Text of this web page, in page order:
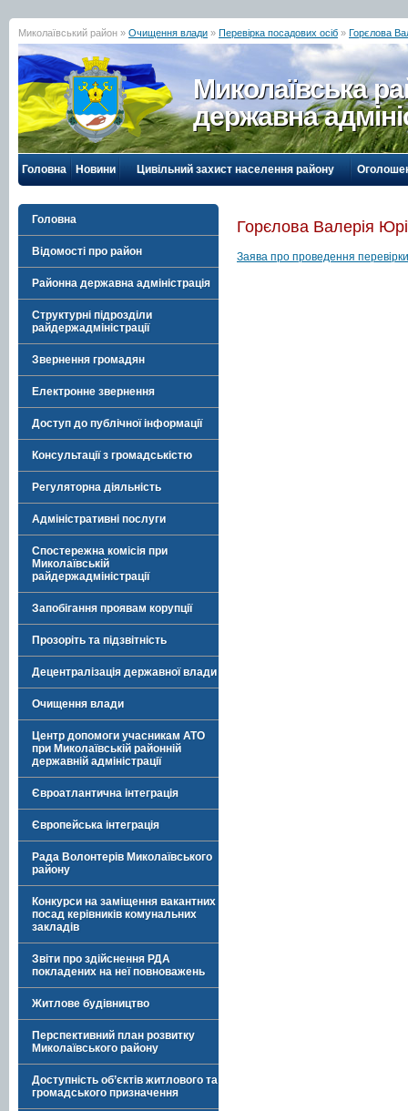
Миколаївський район » Очищення влади » Перевірка посадових осіб » Горєлова
Миколаївська
державна
Головна Новини Цивільний захист населення району
Головна
Відомості про район
Районна державна адміністрація
Структурні підрозділи
райдержадміністрації
Звернення громадян
Електронне звернення
Доступ до публічної інформації
Консультації з громадськістю
Регуляторна діяльність
Адміністративні послуги
Спостережна комісія при
Миколаївській
райдержадміністрації
Запобігання проявам корупції
Прозоріть та підзвітність
Децентралізація державної влади
Очищення влади
Центр допомоги учасникам АТО
при Миколаївській районній
державній адміністрації
Євроатлантична інтеграція
Європейська інтеграція
Рада Волонтерів Миколаївського
району
Конкурси на заміщення вакантних
посад керівників комунальних
закладів
Звіти про здійснення РДА
покладених на неї повноважень
Житлове будівництво
Перспективний план розвитку
Миколаївського району
Доступність об’єктів житлового та
громадського призначення
Горєлова Валерія
Заява про проведення